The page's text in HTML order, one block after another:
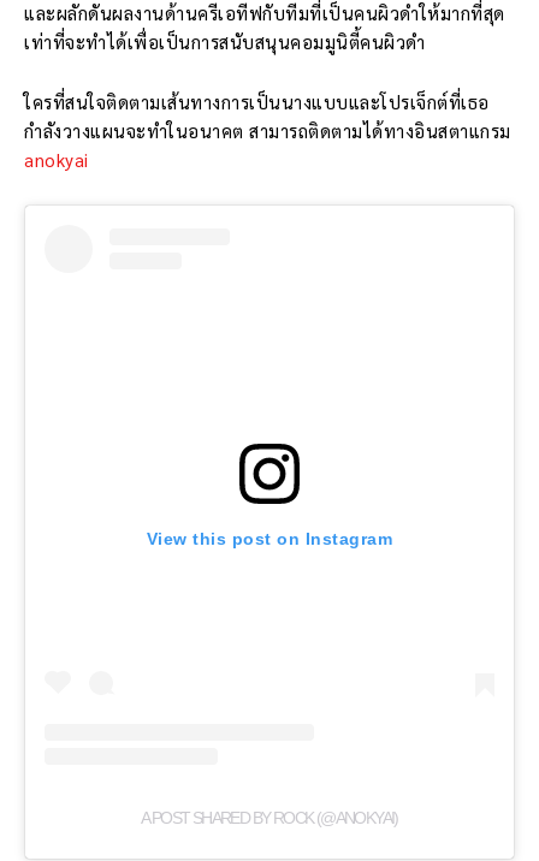
และผลักดันผลงานด้านครีเอทีฟกับทีมที่เป็นคนผิวดำให้มากที่สุด
เท่าที่จะทำได้เพื่อเป็นการสนับสนุนคอมมูนิตี้คนผิวดำ
ใครที่สนใจติดตามเส้นทางการเป็นนางแบบและโปรเจ็กต์ที่เธอ
กำลังวางแผนจะทำในอนาคต สามารถติดตามได้ทางอินสตาแกรม
anokyai
View this post on Instagram
A POST SHARED BY ROCK (@ANOKYAI)